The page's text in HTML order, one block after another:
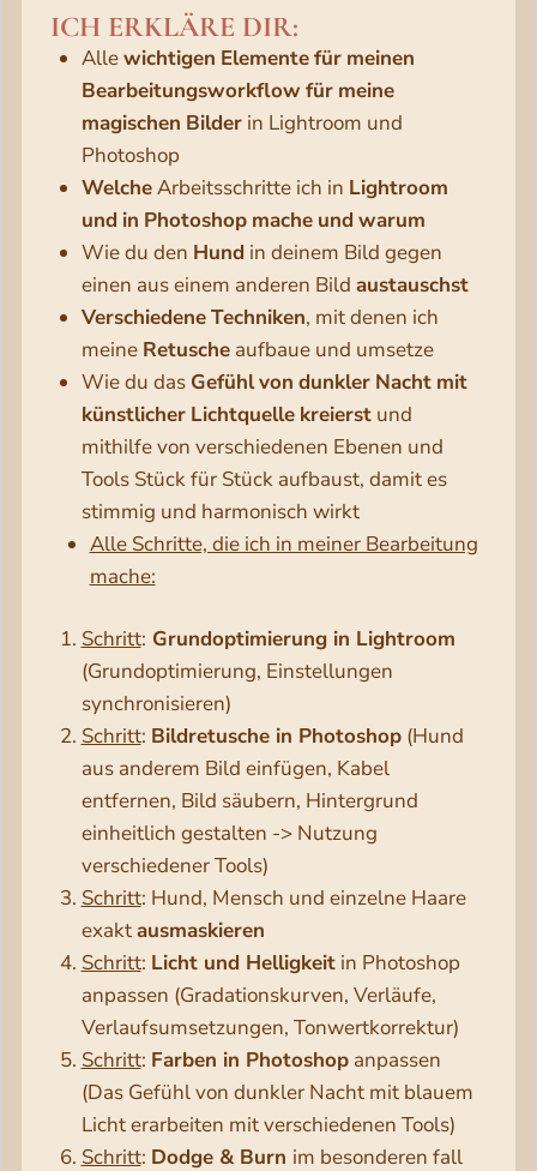
ICH ERKLÄRE DIR:
Allewichtigen Elementefür meinen
Bearbeitungsworkflow für meine
magischen Bilderin Lightroom und
Photoshop
WelcheArbeitsschritte ich in Lightroom
und in Photoshop mache und warum
Wie du den Hund in deinem Bild gegen
einen aus einem anderen Bild austauschst
VerschiedeneTechniken, mit denen ich
meine Retuscheaufbaue und umsetze
Wie du das Gefühlvon dunkler Nacht mit
künstlicher Lichtquelle kreierstund
mithilfe von verschiedenen Ebenen und
Tools Stück für Stück aufbaust, damit es
stimmig und harmonisch wirkt
Alle Schritte, die ich in meiner Bearbeitung
mache:
Schritt: Grundoptimierung in Lightroom
(Grundoptimierung, Einstellungen
synchronisieren)
Schritt: Bildretusche in Photoshop(Hund
aus anderem Bild einfügen, Kabel
entfernen, Bild säubern, Hintergrund
einheitlich gestalten -> Nutzung
verschiedener Tools)
Schritt: Hund, Mensch und einzelne Haare
exaktausmaskieren
Schritt: Licht und Helligkeitin Photoshop
anpassen (Gradationskurven, Verläufe,
Verlaufsumsetzungen, Tonwertkorrektur)
Schritt: Farben in Photoshopanpassen
(Das Gefühl von dunkler Nacht mit blauem
Licht erarbeiten mit verschiedenen Tools)
Schritt: Dodge & Burn im besonderen fall